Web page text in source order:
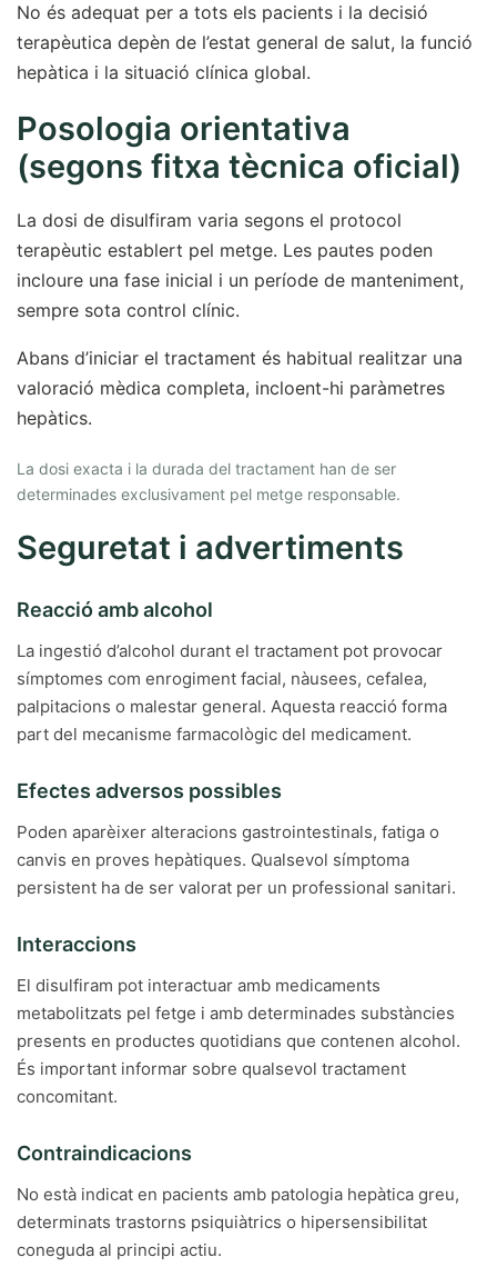
No és adequat per a tots els pacients i la decisió
terapèutica depèn de l’estat general de salut, la funció
hepàtica i la situació clínica global.
Posologia orientativa
(segons fitxa tècnica oficial)
La dosi de disulfiram varia segons el protocol
terapèutic establert pel metge. Les pautes poden
incloure una fase inicial i un període de manteniment,
sempre sota control clínic.
Abans d’iniciar el tractament és habitual realitzar una
valoració mèdica completa, incloent-hi paràmetres
hepàtics.
La dosi exacta i la durada del tractament han de ser
determinades exclusivament pel metge responsable.
Seguretat i advertiments
Reacció amb alcohol
La ingestió d’alcohol durant el tractament pot provocar
símptomes com enrogiment facial, nàusees, cefalea,
palpitacions o malestar general. Aquesta reacció forma
part del mecanisme farmacològic del medicament.
Efectes adversos possibles
Poden aparèixer alteracions gastrointestinals, fatiga o
canvis en proves hepàtiques. Qualsevol símptoma
persistent ha de ser valorat per un professional sanitari.
Interaccions
El disulfiram pot interactuar amb medicaments
metabolitzats pel fetge i amb determinades substàncies
presents en productes quotidians que contenen alcohol.
És important informar sobre qualsevol tractament
concomitant.
Contraindicacions
No està indicat en pacients amb patologia hepàtica greu,
determinats trastorns psiquiàtrics o hipersensibilitat
coneguda al principi actiu.